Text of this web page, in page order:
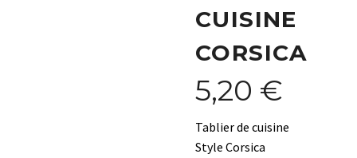
CUISINE
CORSICA
5,20 €
Tablier de cuisine
Style Corsica